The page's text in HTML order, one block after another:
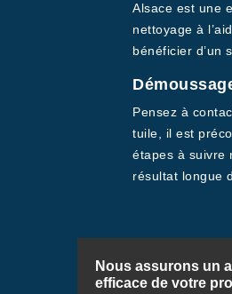
Alsace est une
nettoyage à
bénéficier d’un
Pensez à
tuile, il est
étapes à suivre
résultat longue
Nous assurons un
efficace de votre